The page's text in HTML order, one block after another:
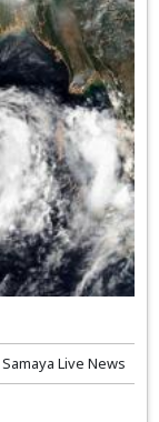
Samaya Live News